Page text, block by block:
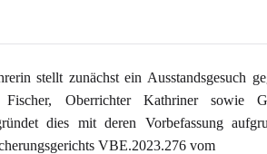
stellt zunächst ein Ausstandsgesuch
Oberrichter Kathriner sowie
dies mit deren Vorbefassung
VBE.2023.276 vom